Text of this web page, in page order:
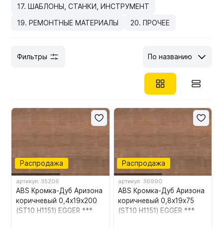
17. ШАБЛОНЫ, СТАНКИ, ИНСТРУМЕНТ
19. РЕМОНТНЫЕ МАТЕРИАЛЫ
20. ПРОЧЕЕ
По названию
Фильтры
Распродажа
артикул: 35206
ABS Кромка-Дуб Аризона
коричневый 0,4х19х200
(ST10 H1151) EGGER ***
Распродажа
артикул: 36990
ABS Кромка-Дуб Аризона
коричневый 0,8х19х75
(ST10 H1151) EGGER ***